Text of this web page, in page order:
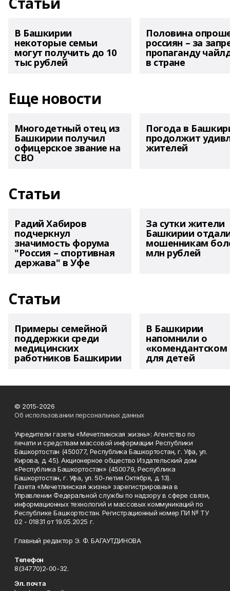
В Башкирии
некоторые семьи
могут получить до 10
тыс рублей
Половина
россиян – за
пропаганду
в стране
Еще новости
Многодетный отец из
Башкирии получил
офицерское звание на
СВО
Погода в
продолжит
жителей
Статьи
Радий Хабиров
подчеркнул
значимость форума
"Россия – спортивная
держава" в Уфе
За сутки жители
Башкирии
мошенникам
млн рублей
Статьи
Примеры семейной
поддержки среди
медицинских
работников Башкирии
В Башкирии
напомнили о
«комендантском
для детей
© 2015-2026
Об использовании персональных данных
Учредители газеты «Мечетлинская жизнь»: Агентство по
печати и средствам массовой информации Республики
Башкортостан (450077, Республика Башкортостан, г. Уфа, ул.
Кирова, д. 45). Акционерное общество Издательский дом
«Республика Башкортостан» (450079, Республика
Башкортостан, г. Уфа, ул. 50-летия Октября, д. 13).
Газета «Мечетлинская жизнь» зарегистрирована в
Управлении Федеральной службы по надзору в сфере связи,
информационных технологий и массовых коммуникаций по
Республике Башкортостан. Регистрационный номер ПИ № ТУ
02 - 01831 от 19.05.2025 г.
Главный редактор Э. Ф. БАГАУТДИНОВА
Телефон
8(34770)2-00-32.
Эл. почта